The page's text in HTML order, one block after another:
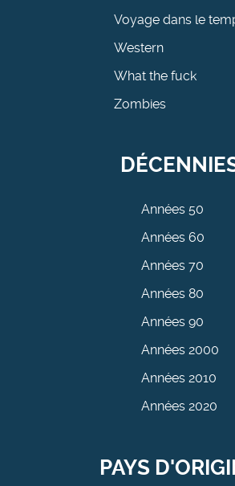
Voyage dans le
Western
What the fuck
Zombies
Années 50
Années 60
Années 70
Années 80
Années 90
Années 2000
Années 2010
Années 2020
PAYS